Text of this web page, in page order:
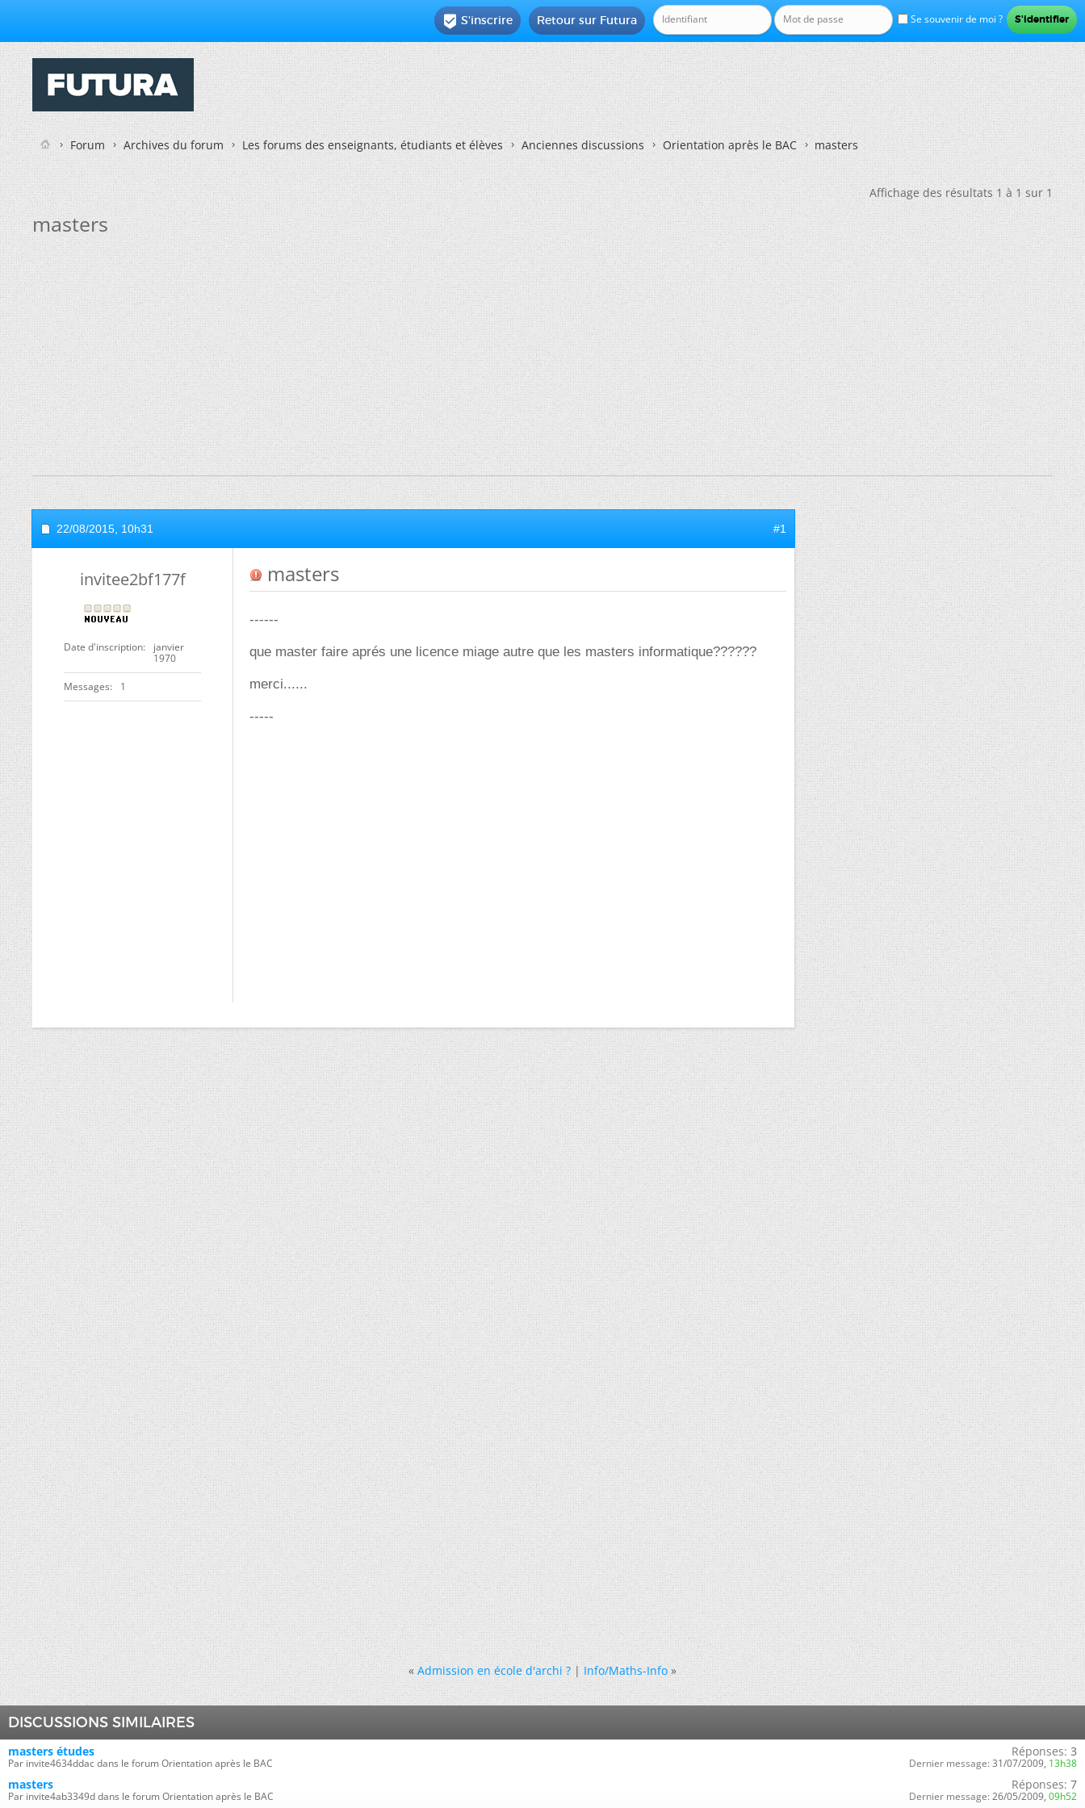
Se souvenir de moi ?
Retour sur Futura
 S'inscrire
Forum Archives du forum Les forums des enseignants, étudiants et élèves Anciennes discussions Orientation après le BAC masters
Affichage des résultats 1 à 1 sur 1
masters
22/08/2015, 10h31 #1
invitee2bf177f
Date d'inscription
janvier
1970
Messages 1
masters
------
que master faire aprés une licence miage autre que les masters informatique??????
merci......
-----
« Admission en école d'archi ?|Info/Maths-Info »
DISCUSSIONS SIMILAIRES
masters études
Par invite4634ddac dans le forum Orientation après le BAC
Réponses: 3
Dernier message: 31/07/2009, 13h38
masters
Par invite4ab3349d dans le forum Orientation après le BAC
Réponses: 7
Dernier message: 26/05/2009, 09h52